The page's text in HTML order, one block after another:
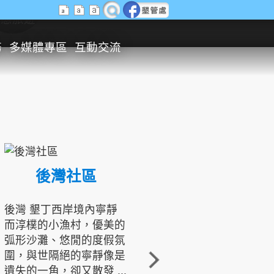
多媒體專區 互動交流
旅遊
後灣社區
後灣 墾丁西岸境內寧靜
而淳樸的小漁村，優美的
弧形沙灘、悠閒的度假氛
圍，與世隔絕的寧靜像是
遺失的一角，卻又散發 ...
角的端點，冬季海浪拍打
著礁岸，旺盛的侵蝕作